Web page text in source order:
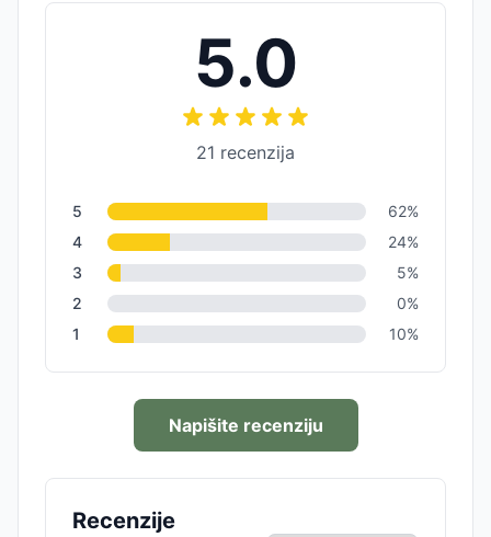
5.0
21 recenzija
5 62%
4
24%
3
5%
2
0%
1
10%
Napišite recenziju
Recenzije